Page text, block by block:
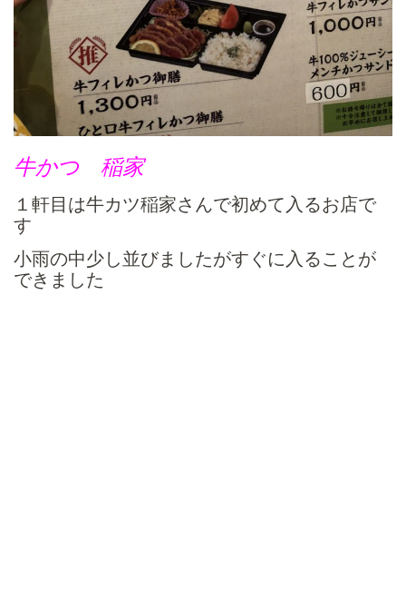
牛かつ 稲家
１軒目は牛カツ稲家さんで初めて入るお店で
す
小雨の中少し並びましたがすぐに入ることが
できました